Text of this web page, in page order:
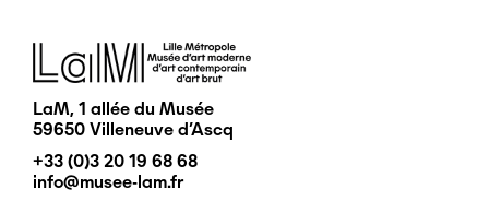
Image
LaM, 1 allée du Musée
59650 Villeneuve d'Ascq
+33 (0)3 20 19 68 68
info@musee-lam.fr